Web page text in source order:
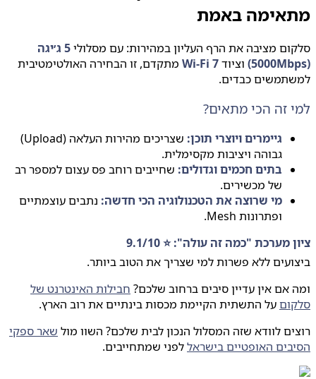
באמת
מציבה את הרף העליון במהירות: עם מסלולי 5 ג׳יגה
וציודWi-Fi 7מתקדם, זו הבחירה האולטימטיבית
כבדים.
זה הכי מתאים?
גיימרים ויוצרי תוכן:
שצריכים מהירות העלאה (Upload)
גבוהה ויציבות מקסימלית.
בתים חכמים וגדולים:שחייבים רוחב פס עצום למספר רב
של מכשירים.
מי שרוצה את הטכנולוגיה הכי חדשה:נתבים עוצמתיים
ופתרונות Mesh.
מערכת "כמה זה עולה": ⭐ 9.1/10
ללא פשרות למי שצריך את הטוב ביותר.
אם אין עדיין סיבים ברחוב שלכם?חבילות האינטרנט של
על התשתית הקיימת מכסות בינתיים את רוב הארץ.
לוודא שזה המסלול הנכון לבית שלכם? השוו מול שאר ספקי
האופטיים בישראללפני שמתחייבים.